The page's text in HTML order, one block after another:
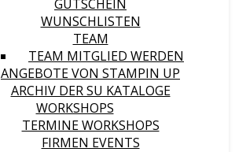
GUTSCHEIN
WUNSCHLISTEN
TEAM
TEAM MITGLIED WERDEN
ANGEBOTE VON STAMPIN UP
ARCHIV DER SU KATALOGE
WORKSHOPS
TERMINE WORKSHOPS
FIRMEN EVENTS